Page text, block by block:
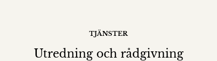
TJÄNSTER
Utredning och rådgivning